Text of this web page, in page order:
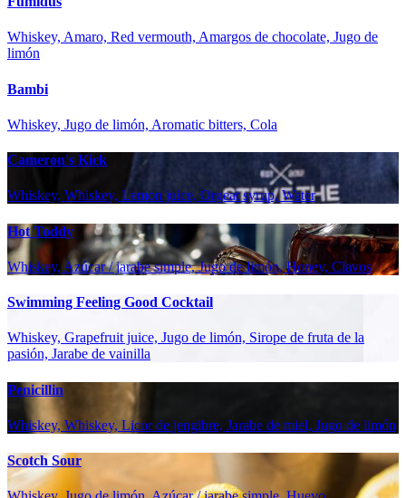
Whiskey, Amaro, Red vermouth, Amargos de chocolate, Jugo de
limón
Bambi
Whiskey, Jugo de limón, Aromatic bitters, Cola
Cameron's Kick
Whiskey, Whiskey, Lemon juice, Orgeat syrup, Water
Hot Toddy
Whiskey, Azúcar / jarabe simple, Jugo de limón, Honey, Clavos
Swimming Feeling Good Cocktail
Whiskey, Grapefruit juice, Jugo de limón, Sirope de fruta de la
pasión, Jarabe de vainilla
Penicillin
Whiskey, Whiskey, Licor de jengibre, Jarabe de miel, Jugo de limón
Scotch Sour